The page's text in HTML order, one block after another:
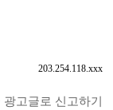
203.254.118.xxx
광고글로 신고하기